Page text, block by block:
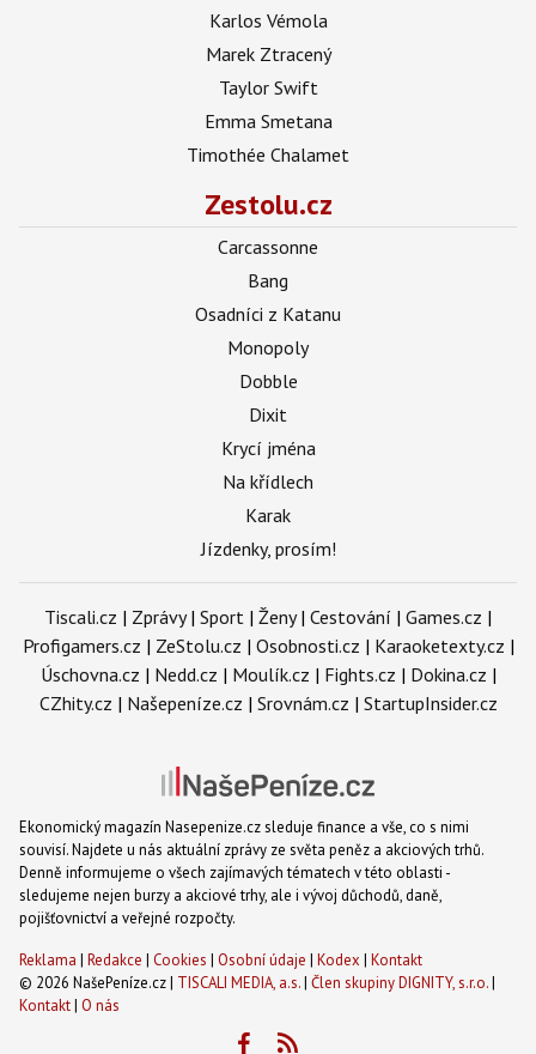
Karlos Vémola
Marek Ztracený
Taylor Swift
Emma Smetana
Timothée Chalamet
Zestolu.cz
Carcassonne
Bang
Osadníci z Katanu
Monopoly
Dobble
Dixit
Krycí jména
Na křídlech
Karak
Jízdenky, prosím!
Tiscali.cz | Zprávy| Sport | Ženy| Cestování | Games.cz |
Profigamers.cz | ZeStolu.cz | Osobnosti.cz | Karaoketexty.cz |
Úschovna.cz | Nedd.cz | Moulík.cz | Fights.cz | Dokina.cz |
CZhity.cz | Našepeníze.cz | Srovnám.cz | StartupInsider.cz
Ekonomický magazín Nasepenize.cz sleduje finance a vše, co s nimi
souvisí. Najdete u nás aktuální zprávy ze světa peněz a akciových trhů.
Denně informujeme o všech zajímavých tématech v této oblasti -
sledujeme nejen burzy a akciové trhy, ale i vývoj důchodů, daně,
pojišťovnictví a veřejné rozpočty.
Reklama | Redakce | Cookies | Osobní údaje | Kodex | Kontakt
© 2026 NašePeníze.cz | TISCALI MEDIA, a.s.| Člen skupiny DIGNITY, s.r.o.|
Kontakt| O nás